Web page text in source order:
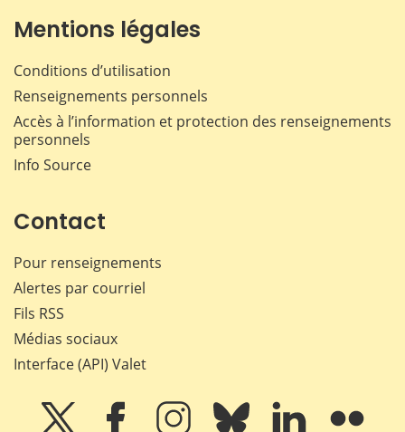
Mentions légales
Conditions d’utilisation
Renseignements personnels
Accès à l’information et protection des renseignements
personnels
Info Source
Contact
Pour renseignements
Alertes par courriel
Fils RSS
Médias sociaux
Interface (API) Valet